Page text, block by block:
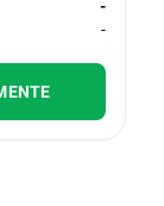
-
-